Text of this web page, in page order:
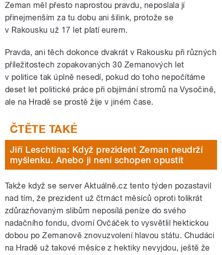
Zeman měl přesto naprostou pravdu, neposlala jí
přinejmenším za tu dobu ani šilink, protože se
v Rakousku už 17 let platí eurem.
Pravda, ani těch dokonce dvakrát v Rakousku při různých
příležitostech zopakovaných 30 Zemanových let
v politice tak úplně nesedí, pokud do toho nepočítáme
deset let politické práce při objímání stromů na Vysočině,
ale na Hradě se prostě žije v jiném čase.
Jiří Leschtina: Když prezident Zeman neudrží
myšlenku. Anebo ji není schopen opustit
Takže když se server Aktuálně.cz tento týden pozastavil
nad tím, že prezident už čtrnáct měsíců oproti tolikrát
zdůrazňovaným slibům neposílá peníze do svého
nadačního fondu, dvorní Ovčáček to vysvětlil hektickou
dobou po Zemanově znovuzvolení hlavou státu. Chudáci
na Hradě už takové měsíce z hektiky nevyjdou, ještě že